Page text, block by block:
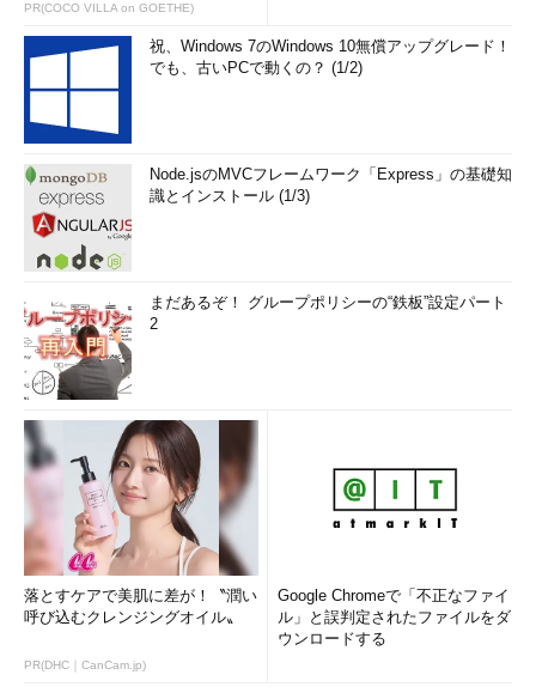
PR(COCO VILLA on GOETHE)
祝、Windows 7のWindows 10無償アップグレード！
でも、古いPCで動くの？ (1/2)
Node.jsのMVCフレームワーク「Express」の基礎知
識とインストール (1/3)
まだあるぞ！ グループポリシーの“鉄板”設定パート
2
落とすケアで美肌に差が！〝潤い
呼び込むクレンジングオイル〟
PR(DHC｜CanCam.jp)
Google Chromeで「不正なファイ
ル」と誤判定されたファイルをダ
ウンロードする